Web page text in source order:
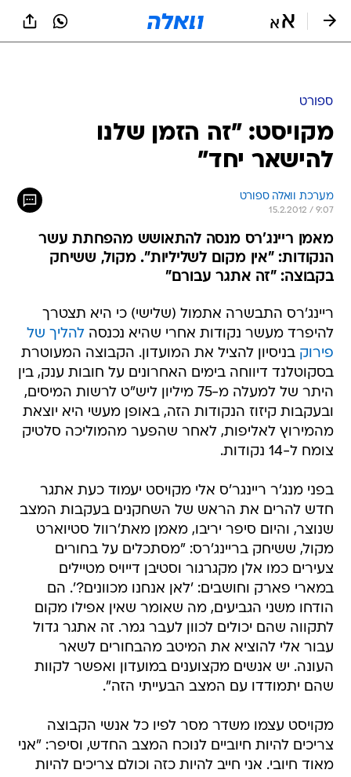
ספורט
מקויסט: "זה הזמן שלנו
להישאר יחד"
מערכת וואלה ספורט
15.2.2012 / 9:07
מאמן ריינג'רס מנסה להתאושש מהפחתת עשר
הנקודות: "אין מקום לשליליות". מקול, ששיחק
בקבוצה: "זה אתגר עבורם"
ריינג'רס התבשרה אתמול (שלישי) כי היא תצטרך
להיפרד מעשר נקודות אחרי שהיא נכנסהלהליך של
פירוק בניסיון להציל את המועדון. הקבוצה המעוטרת
בסקוטלנד דיווחה בימים האחרונים על חובות ענק, בין
היתר של למעלה מ-75 מיליון ליש"ט לרשות המיסים,
ובעקבות קיזוז הנקודות הזה, באופן מעשי היא יוצאת
מהמירוץ לאליפות, לאחר שהפער מהמוליכה סלטיק
צומח ל-14 נקודות.
בפני מנג'ר ריינגר'ס אלי מקויסט יעמוד כעת אתגר
חדש להרים את הראש של השחקנים בעקבות המצב
שנוצר, והיום סיפר יריבו, מאמן מאת'רוול סטיוארט
מקול, ששיחק בריינג'רס: "מסתכלים על בחורים
צעירים כמו אלן מקגרגור וסטיבן דייויס מטיילים
במארי פארק וחושבים: 'לאן אנחנו מכוונים?'. הם
הודחו משני הגביעים, מה שאומר שאין אפילו מקום
לתקווה שהם יכולים לכוון לעבר גמר. זה אתגר גדול
עבור אלי להוציא את המיטב מהבחורים לשאר
העונה. יש אנשים מקצוענים במועדון ואפשר לקוות
שהם יתמודדו עם המצב הבעייתי הזה".
מקויסט עצמו משדר מסר לפיו כל אנשי הקבוצה
צריכים להיות חיוביים לנוכח המצב החדש, וסיפר: "אני
מאוד חיובי. אני חייב להיות כזה וכולם צריכים להיות